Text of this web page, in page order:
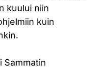
kuului niin
kuin
Sammatin